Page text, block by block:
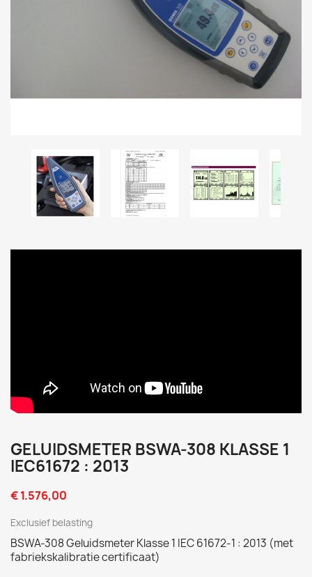
GELUIDSMETER BSWA-308 KLASSE 1
IEC61672 : 2013
€ 1.576,00
Exclusief belasting
BSWA-308 Geluidsmeter Klasse 1 IEC 61672-1 : 2013 (met
fabriekskalibratie certificaat)